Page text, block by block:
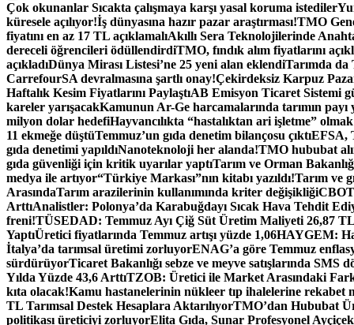
Çok okunanlar Sıcakta çalışmaya karşı yasal koruma istediler
küresele açılıyor!İş dünyasına hazır pazar araştırması!TMO
fiyatını en az 17 TL açıklamalıAkıllı Sera Teknolojilerinde
dereceli öğrencileri ödüllendirdiTMO, fındık alım fiyatlarını
açıkladıDünya Mirası Listesi’ne 25 yeni alan eklendiTarımda da
CarrefourSA devralmasına şartlı onay!Çekirdeksiz Karpuz
Haftalık Kesim Fiyatlarını PaylaştıAB Emisyon Ticaret Sistemi
kareler yarışacakKamunun Ar-Ge harcamalarında tarımın payı
milyon dolar hedefiHayvancılıkta “hastalıktan ari işletme” olmak
11 ekmeğe düştüTemmuz’un gıda denetim bilançosu çıktıEFSA,
gıda denetimi yapıldıNanoteknoloji her alanda!TMO hububat
gıda güvenliği için kritik uyarılar yaptıTarım ve Orman
medya ile artıyor“Türkiye Markası”nın kitabı yazıldı!Tarım ve
ArasındaTarım arazilerinin kullanımında kriter değişikliği
ArttıAnalistler: Polonya’da Karabuğdayı Sıcak Hava Tehdit
freni!TÜSEDAD: Temmuz Ayı Çiğ Süt Üretim Maliyeti 26,87
YaptıÜretici fiyatlarında Temmuz artışı yüzde 1,06HAYGEM:
İtalya’da tarımsal üretimi zorluyorENAG’a göre Temmuz
sürdürüyorTicaret Bakanlığı sebze ve meyve satışlarında SMS
Yılda Yüzde 43,6 ArttıTZOB: Üretici ile Market Arasındaki Fark
kıta olacak!Kamu hastanelerinin nükleer tıp ihalelerine rekabet
TL Tarımsal Destek Hesaplara AktarılıyorTMO’dan Hububat
politikası üreticiyi zorluyorElita Gıda, Sunar Profesyonel Ayçiçek